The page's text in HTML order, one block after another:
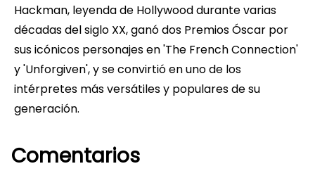
Hackman, leyenda de Hollywood durante varias
décadas del siglo XX, ganó dos Premios Óscar por
sus icónicos personajes en 'The French Connection'
y 'Unforgiven', y se convirtió en uno de los
intérpretes más versátiles y populares de su
generación.
Comentarios